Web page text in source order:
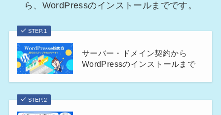
ら、WordPressのインストールまでです。
STEP.1
サーバー・ドメイン契約から
WordPressのインストールまで
STEP.2